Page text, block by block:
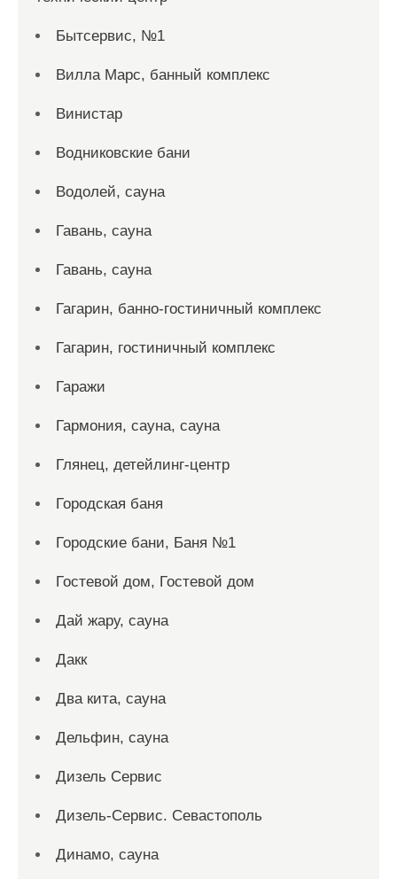
Бытсервис, №1
Вилла Марс, банный комплекс
Винистар
Водниковские бани
Водолей, сауна
Гавань, сауна
Гавань, сауна
Гагарин, банно-гостиничный комплекс
Гагарин, гостиничный комплекс
Гаражи
Гармония, сауна, сауна
Глянец, детейлинг-центр
Городская баня
Городские бани, Баня №1
Гостевой дом, Гостевой дом
Дай жару, сауна
Дакк
Два кита, сауна
Дельфин, сауна
Дизель Сервис
Дизель-Сервис. Севастополь
Динамо, сауна